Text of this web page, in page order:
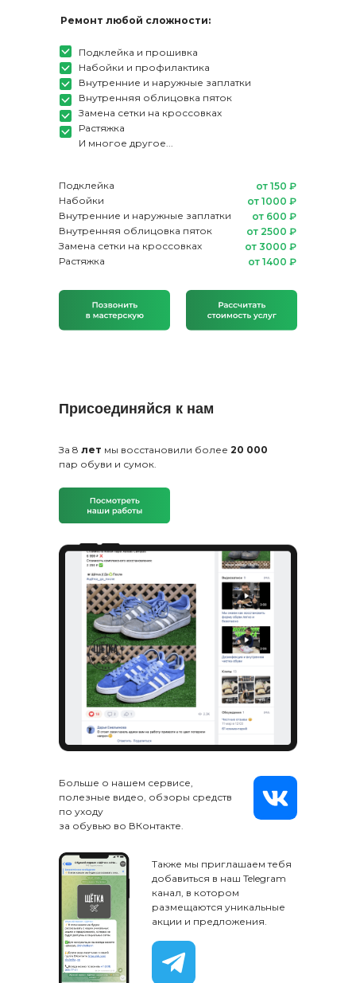
Ремонт любой сложности:
Подклейка и прошивка
Набойки и профилактика
Внутренние и наружные заплатки
Внутренняя облицовка пяток
Замена сетки на кроссовках
Растяжка
И многое другое...
Подклейка
Набойки
Внутренние и наружные заплатки
Внутренняя облицовка пяток
Замена сетки на кроссовках
Растяжка
от 150 ₽
от 1000 ₽
от 600 ₽
от 2500 ₽
от 3000 ₽
от 1400 ₽
Присоединяйся к нам
За 8 лет мы восстановили более 20 000
пар обуви и сумок.
Больше о нашем сервисе,
полезные видео, обзоры средств
по уходу
за обувью во ВКонтакте.
Также мы приглашаем тебя
добавиться в наш Telegram
канал, в котором
размещаются уникальные
акции и предложения.